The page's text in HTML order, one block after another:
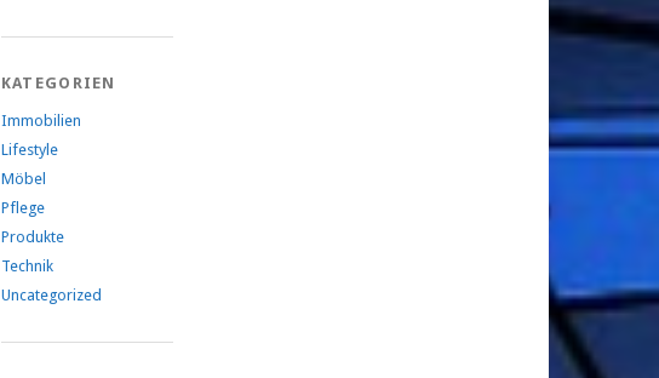
KATEGORIEN
Immobilien
Lifestyle
Möbel
Pflege
Produkte
Technik
Uncategorized